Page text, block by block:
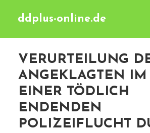
ddplus-online.de
VERURTEILUNG
ANGEKLAGTEN
EINER TÖDLICH
ENDENDEN
POLIZEIFLUCHT